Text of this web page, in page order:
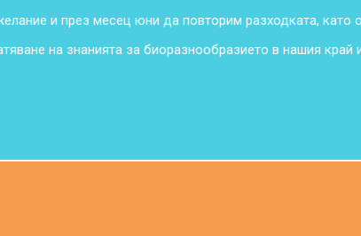
и през месец юни да повторим разходката, като
на знанията за биоразнообразието в нашия край